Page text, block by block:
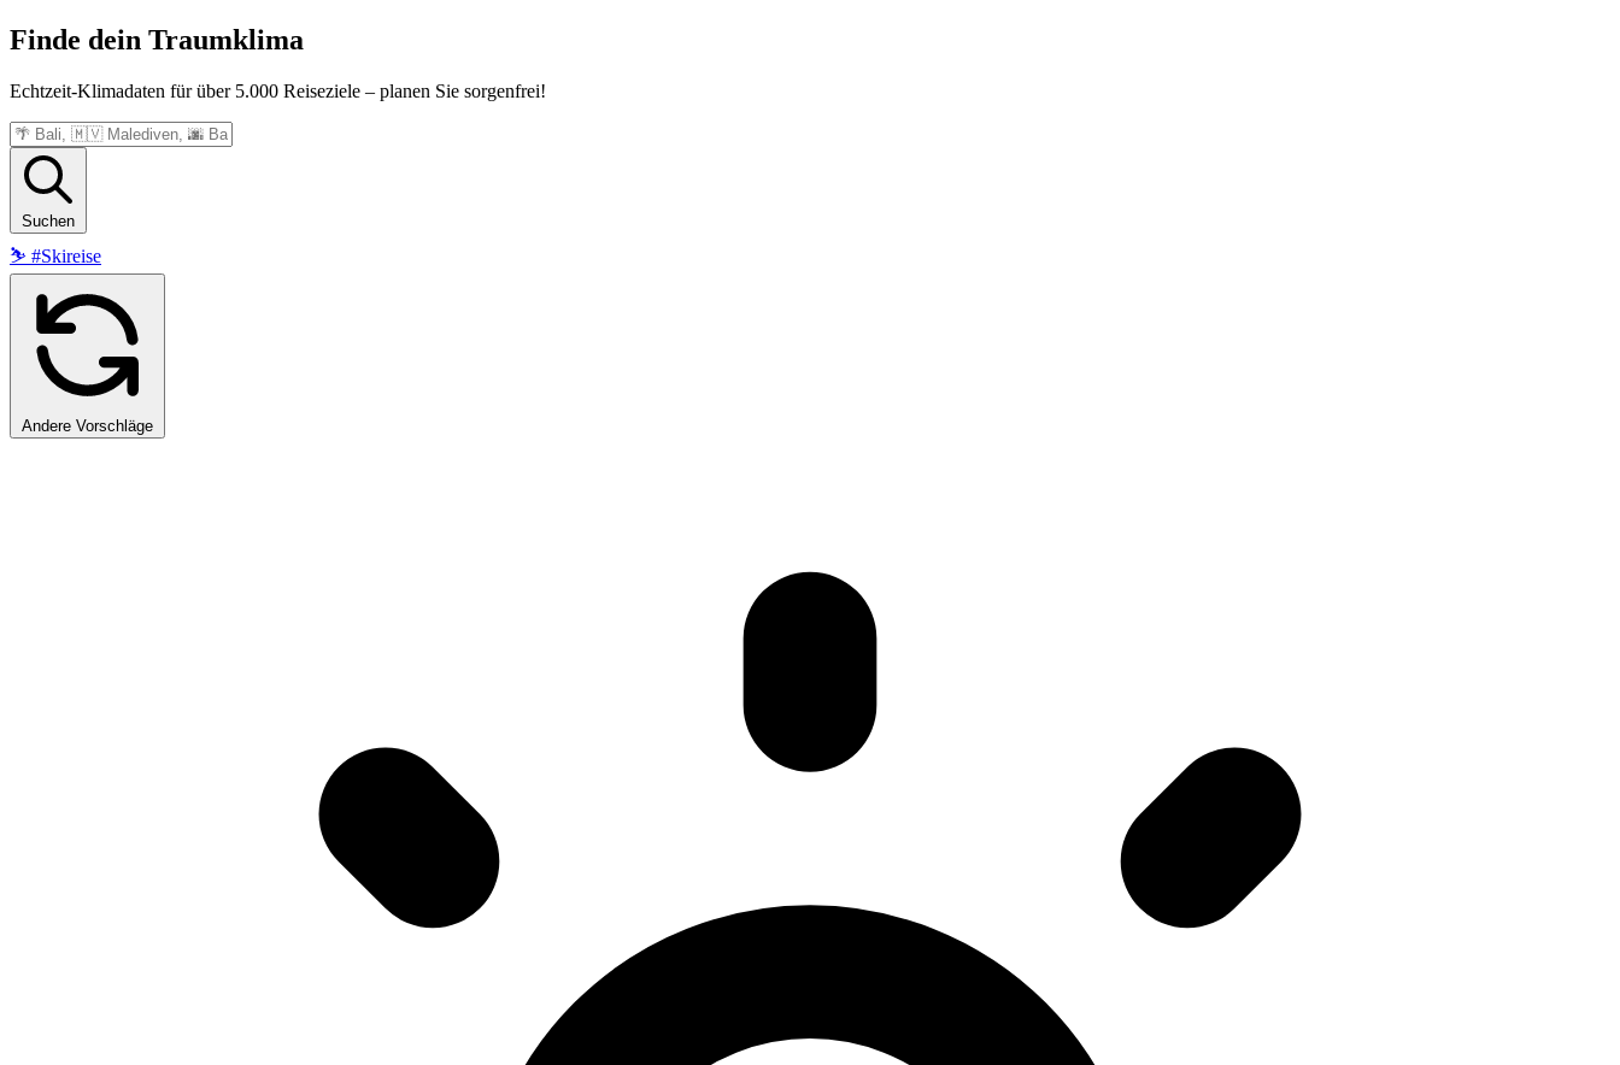
Finde dein Traumklima
Echtzeit-Klimadaten für über 5.000 Reiseziele – planen Sie sorgenfrei!
Suchen
⛷️ #Skireise
Andere Vorschläge